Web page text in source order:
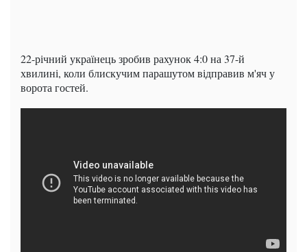
22-річний українець зробив рахунок 4:0 на 37-й
хвилині, коли блискучим парашутом відправив м'яч у
ворота гостей.